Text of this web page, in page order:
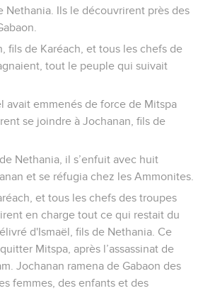
Nethania. Ils le découvrirent près des
fils de Karéach, et tous les chefs de
tout le peuple qui suivait
avait emmenés de force de Mitspa
se joindre à Jochanan, fils de
Nethania, il s’enfuit avec huit
et se réfugia chez les Ammonites.
et tous les chefs des troupes
en charge tout ce qui restait du
d'Ismaël, fils de Nethania. Ce
Mitspa, après l’assassinat de
Jochanan ramena de Gabaon des
femmes, des enfants et des